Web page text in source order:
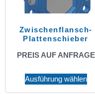
Zwischenflansch-
Plattenschieber
PREIS AUF ANFRAGE
Ausführung wählen